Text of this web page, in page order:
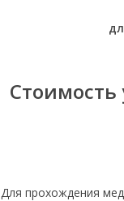
Стоимость
Для прохождения